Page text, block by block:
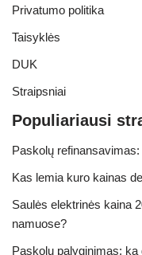
Privatumo politika
Taisyklės
DUK
Straipsniai
Populiariausi
Paskolų
Kas lemia kuro kainas
Saulės elektrinės kaina
namuose?
Paskolų palyginimas: